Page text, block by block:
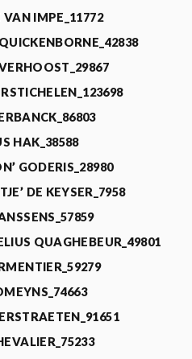
IMPE_11772
HAK_38588
GODERIS_28980
DE KEYSER_7958
QUAGHEBEUR_49801